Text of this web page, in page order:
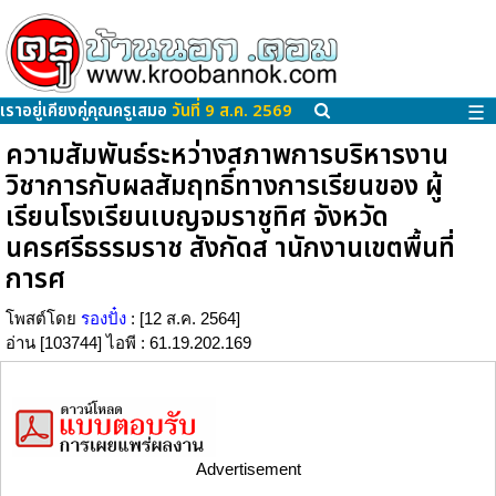
เราอยู่เคียงคู่คุณครูเสมอ วันที่ 9 ส.ค. 2569 ☰
ความสัมพันธ์ระหว่างสภาพการบริหารงาน
วิชาการกับผลสัมฤทธิ์ทางการเรียนของ ผู้
เรียนโรงเรียนเบญจมราชูทิศ จังหวัด
นครศรีธรรมราช สังกัดส านักงานเขตพื้นที่
การศ
โพสต์โดย รองปั๋ง : [12 ส.ค. 2564]
อ่าน [103744] ไอพี : 61.19.202.169
Advertisement